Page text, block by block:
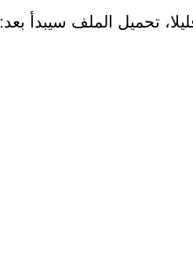
تحميل الملف سيبدأ بعد: